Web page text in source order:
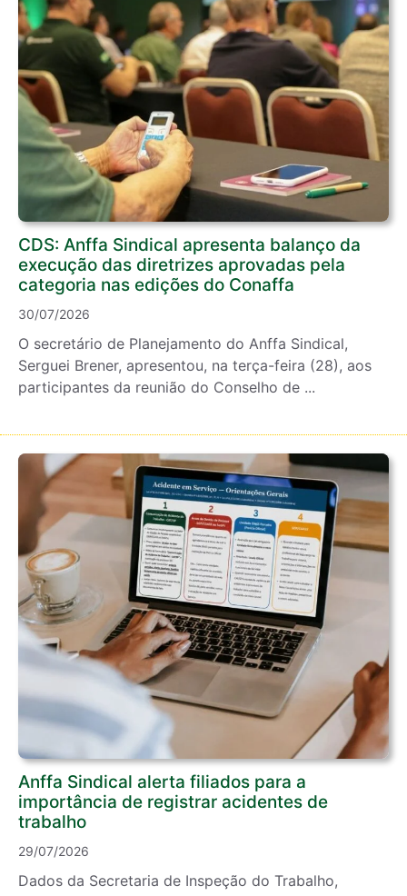
CDS: Anffa Sindical apresenta balanço da
execução das diretrizes aprovadas pela
categoria nas edições do Conaffa
30/07/2026
O secretário de Planejamento do Anffa Sindical,
Serguei Brener, apresentou, na terça-feira (28), aos
participantes da reunião do Conselho de ...
Anffa Sindical alerta filiados para a
importância de registrar acidentes de
trabalho
29/07/2026
Dados da Secretaria de Inspeção do Trabalho,